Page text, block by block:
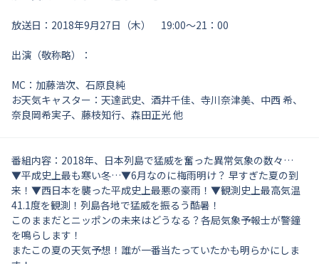
放送日：2018年9月27日（木） 19:00～21：00
出演（敬称略）：
MC：加藤浩次、石原良純
お天気キャスター：天達武史、酒井千佳、寺川奈津美、中西 希、
奈良岡希実子、藤枝知行、森田正光 他
番組内容： 2018年、日本列島で猛威を奮った異常気象の数々…
▼平成史上最も寒い冬…▼6月なのに梅雨明け？ 早すぎた夏の到
来！▼西日本を襲った平成史上最悪の豪雨！▼観測史上最高気温
41.1度を観測！列島各地で猛威を振るう酷暑！
このままだとニッポンの未来はどうなる？各局気象予報士が警鐘
を鳴らします！
またこの夏の天気予想！誰が一番当たっていたかも明らかにしま